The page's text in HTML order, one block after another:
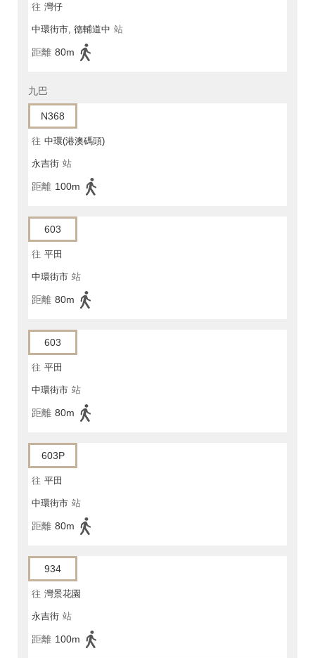
往 灣仔
中環街市, 德輔道中 站
距離 80m
九巴
N368
往 中環(港澳碼頭)
永吉街 站
距離 100m
603
往 平田
中環街市 站
距離 80m
603
往 平田
中環街市 站
距離 80m
603P
往 平田
中環街市 站
距離 80m
934
往 灣景花園
永吉街 站
距離 100m